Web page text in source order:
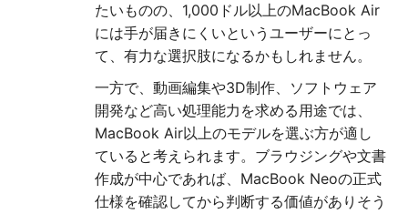
たいものの、1,000ドル以上のMacBook Air
には手が届きにくいというユーザーにとっ
て、有力な選択肢になるかもしれません。
一方で、動画編集や3D制作、ソフトウェア
開発など高い処理能力を求める用途では、
MacBook Air以上のモデルを選ぶ方が適し
ていると考えられます。ブラウジングや文書
作成が中心であれば、MacBook Neoの正式
仕様を確認してから判断する価値がありそう